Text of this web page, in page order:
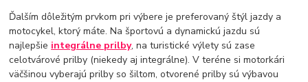
Ďalším dôležitým prvkom pri výbere je preferovaný štýl jazdy a
motocykel, ktorý máte. Na športovú a dynamickú jazdu sú
najlepšie integrálne prilby, na turistické výlety sú zase
celotvárové prilby (niekedy aj integrálne). V teréne si motorkári
väčšinou vyberajú prilby so šiltom, otvorené prilby sú výbavou